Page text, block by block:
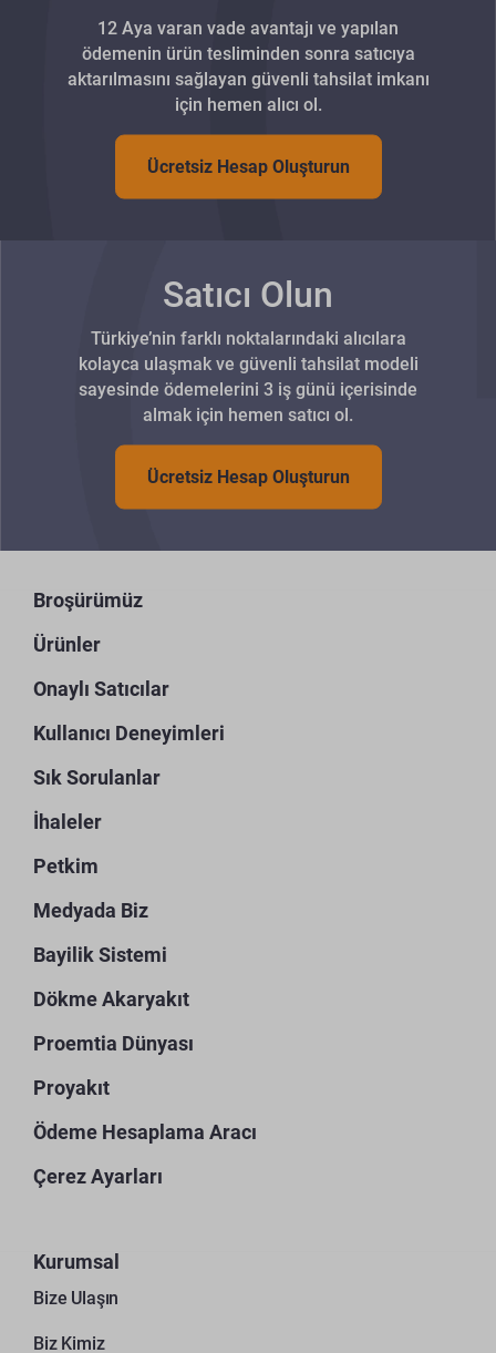
12 Aya varan vade avantajı ve yapılan
ödemenin ürün tesliminden sonra satıcıya
aktarılmasını sağlayan güvenli tahsilat imkanı
için hemen alıcı ol.
Ücretsiz Hesap Oluşturun
Satıcı Olun
Türkiye’nin farklı noktalarındaki alıcılara
kolayca ulaşmak ve güvenli tahsilat modeli
sayesinde ödemelerini 3 iş günü içerisinde
almak için hemen satıcı ol.
Ücretsiz Hesap Oluşturun
Broşürümüz
Ürünler
Onaylı Satıcılar
Kullanıcı Deneyimleri
Sık Sorulanlar
İhaleler
Petkim
Medyada Biz
Bayilik Sistemi
Dökme Akaryakıt
Proemtia Dünyası
Proyakıt
Ödeme Hesaplama Aracı
Çerez Ayarları
Kurumsal
Bize Ulaşın
Biz Kimiz